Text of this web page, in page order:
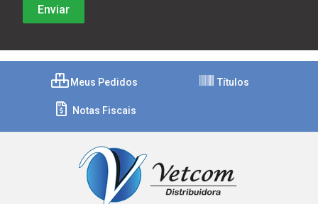
Meus Pedidos Títulos
Notas Fiscais